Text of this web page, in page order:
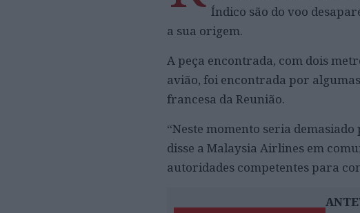
Índico são do voo
a sua origem.
A peça encontrada, com dois
avião, foi encontrada por
francesa da Reunião.
“Neste momento seria
disse a Malaysia Airlines em
autoridades competentes para